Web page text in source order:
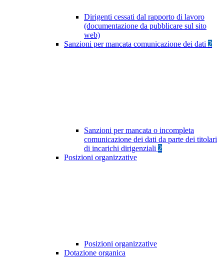
Dirigenti cessati dal rapporto di lavoro
(documentazione da pubblicare sul sito
web)
Sanzioni per mancata comunicazione dei dati 2
Sanzioni per mancata o incompleta
comunicazione dei dati da parte dei titolari
di incarichi dirigenziali 2
Posizioni organizzative
Posizioni organizzative
Dotazione organica